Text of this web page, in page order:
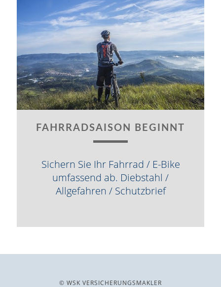
FAHRRADSAISON BEGINNT
Sichern Sie Ihr Fahrrad / E-Bike
umfassend ab. Diebstahl /
Allgefahren / Schutzbrief
© WSK VERSICHERUNGSMAKLER